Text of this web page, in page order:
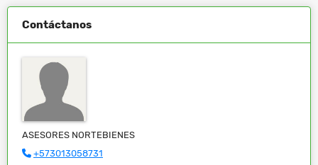
Contáctanos
ASESORES NORTEBIENES
+573013058731